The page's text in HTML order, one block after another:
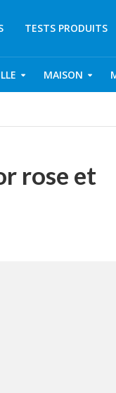
TESTS PRODUITS
MAISON
rose et